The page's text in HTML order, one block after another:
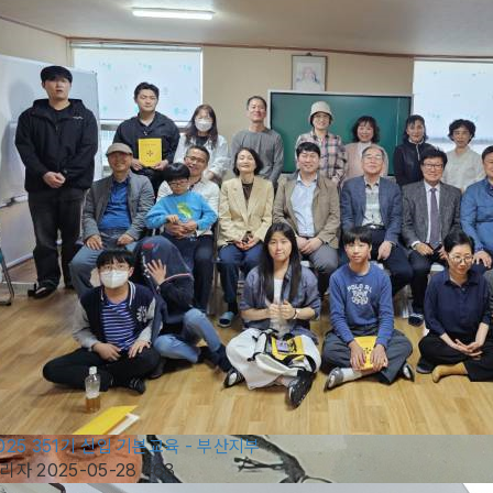
351기 신입 기본교육 - 부산지부
자 2025-05-28 468